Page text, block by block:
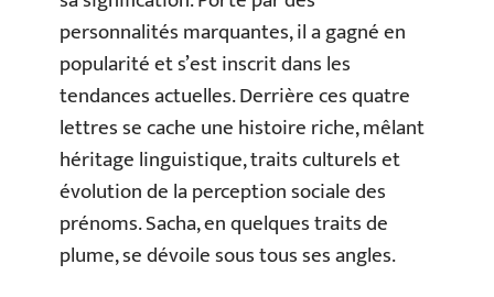
personnalités marquantes, il a gagné en
popularité et s’est inscrit dans les
tendances actuelles. Derrière ces quatre
lettres se cache une histoire riche, mêlant
héritage linguistique, traits culturels et
évolution de la perception sociale des
prénoms. Sacha, en quelques traits de
plume, se dévoile sous tous ses angles.